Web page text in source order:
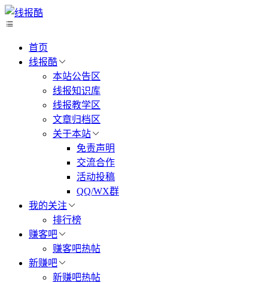
首页
线报酷
本站公告区
线报知识库
线报教学区
文章归档区
关于本站
免责声明
交流合作
活动投稿
QQ/WX群
我的关注
排行榜
赚客吧
赚客吧热帖
新赚吧
新赚吧热帖